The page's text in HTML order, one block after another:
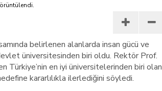
belirlenen alanlarda insan gücü ve
üniversitesinden biri oldu. Rektör Prof.
Türkiye’nin en iyi üniversitelerinden biri olan
kararlılıkla ilerlediğini söyledi.